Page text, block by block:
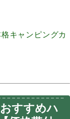
キャンピングカ
すすめハ